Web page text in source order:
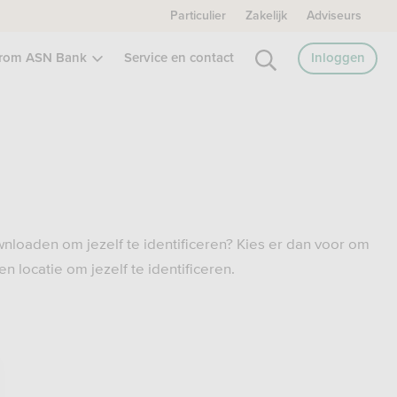
Particulier Zakelijk Adviseurs
ASN Bank Service en contact Inloggen
om jezelf te identificeren? Kies er dan voor om
locatie om jezelf te identificeren.